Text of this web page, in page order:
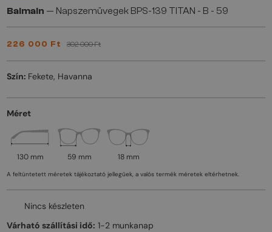
Balmain — Napszemüvegek BPS-139 TITAN - B - 59
226 000 Ft 302 000 Ft
Szín: Fekete, Havanna
Méret
130 mm 59 mm 18 mm
A feltüntetett méretek tájékoztató jellegűek, a valós termék méretek eltérhetnek.
Nincs készleten
Várható szállítási idő: 1-2 munkanap